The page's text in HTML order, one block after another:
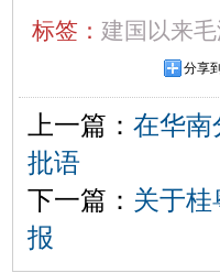
标签： 建国以来
分享
上一篇： 在华南
批语
下一篇： 关于
报